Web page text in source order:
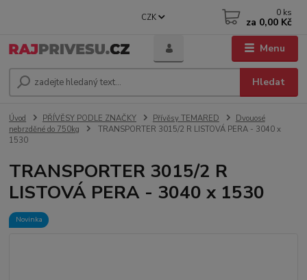
Menu
CZK
Hledat
0 ks
za 0,00 Kč
Úvod PŘÍVĚSY PODLE ZNAČKY Přívěsy TEMARED
Dvouosé
nebrzděné do 750kg
TRANSPORTER 3015/2 R LISTOVÁ PERA - 3040 x
1530
TRANSPORTER 3015/2 R
LISTOVÁ PERA - 3040 x 1530
Novinka